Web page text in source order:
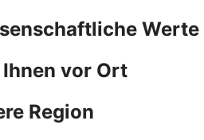
Werte
vor Ort
Region